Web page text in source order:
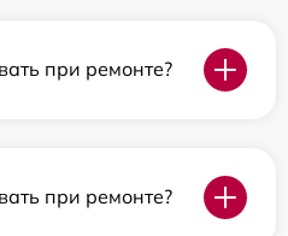
при ремонте?
при ремонте?